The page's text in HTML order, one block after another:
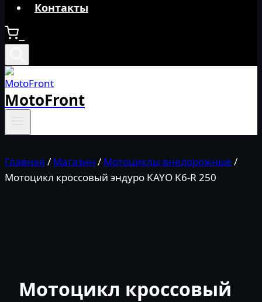
Контакты
MotoFront
Главная / Магазин / Мотоциклы внедорожные /
Мотоцикл кроссовый эндуро KAYO K6-R 250
Мотоцикл кроссовый